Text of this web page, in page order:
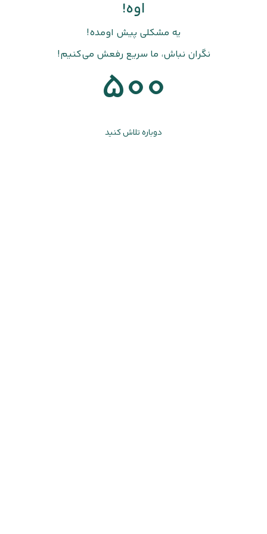
اوه!
یه مشکلی پیش اومده!
نگران نباش، ما سریع رفعش می‌کنیم!
500
دوباره تلاش کنید